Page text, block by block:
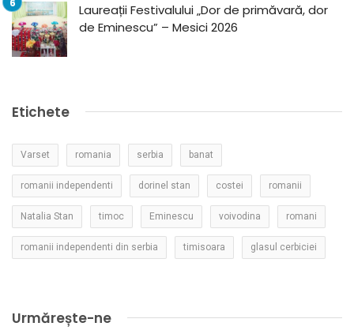
Laureații Festivalului „Dor de primăvară, dor
de Eminescu” – Mesici 2026
Etichete
Varset romania serbia banat
romanii independenti dorinel stan costei romanii
Natalia Stan timoc Eminescu voivodina romani
romanii independenti din serbia timisoara glasul cerbiciei
Urmărește-ne